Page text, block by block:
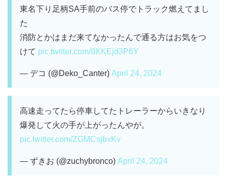
東名下り足柄SA手前のバス停でトラック燃えてまし
た
消防とかはまだ来てなかったんで通る方はお気をつ
けて pic.twitter.com/9KKEjd3P6Y
— デコ (@Deko_Canter) April 24, 2024
高速走ってたら停車してたトレーラーからいきなり
爆発して火の手が上がったんやが。
pic.twitter.com/ZGMCsjbxKv
— ずきお (@zuchybronco) April 24, 2024